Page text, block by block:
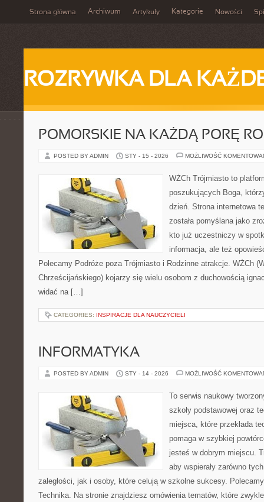
Strona główna Archiwum Artykuły Kategorie Nowości
ROZRYWKA DLA
POMORSKIE NA KAŻDĄ PORĘ
POSTED BY ADMIN STY - 15 - 2026 MOŻLIWOŚĆ
WŻCh Trójmiasto to
poszukujących Boga,
dzień. Strona internetowa
została pomyślana jako
kto już uczestniczy w
informacja, ale też
Polecamy Podróże poza Trójmiasto i Rodzinne atrakcje. WŻCh
Chrześcijańskiego) kojarzy się wielu osobom z duchowością
widać na […]
CATEGORIES: INSPIRACJE DLA NAUCZYCIELI
INFORMATYKA
POSTED BY ADMIN STY - 14 - 2026 MOŻLIWOŚĆ
To serwis naukowy
szkoły podstawowej oraz
miejsca, które przekłada
pomaga w szybkiej
jesteś w dobrym miejscu.
aby wspierały zarówno
zaległości, jak i osoby, które celują w szkolne sukcesy.
Technika. Na stronie znajdziesz omówienia tematów, które